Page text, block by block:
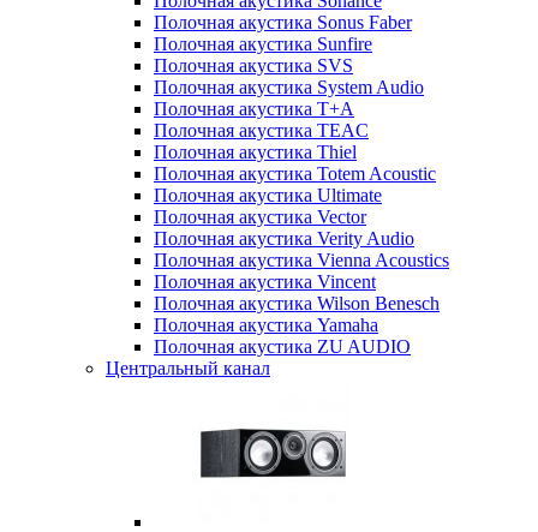
Полочная акустика Sonus Faber
Полочная акустика Sunfire
Полочная акустика SVS
Полочная акустика System Audio
Полочная акустика T+A
Полочная акустика TEAC
Полочная акустика Thiel
Полочная акустика Totem Acoustic
Полочная акустика Ultimate
Полочная акустика Vector
Полочная акустика Verity Audio
Полочная акустика Vienna Acoustics
Полочная акустика Vincent
Полочная акустика Wilson Benesch
Полочная акустика Yamaha
Полочная акустика ZU AUDIO
Центральный канал